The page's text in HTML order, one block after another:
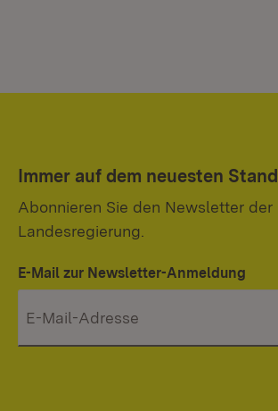
Immer auf dem neuesten Stand
Abonnieren Sie den Newsletter der
Landesregierung.
E-Mail zur Newsletter-Anmeldung